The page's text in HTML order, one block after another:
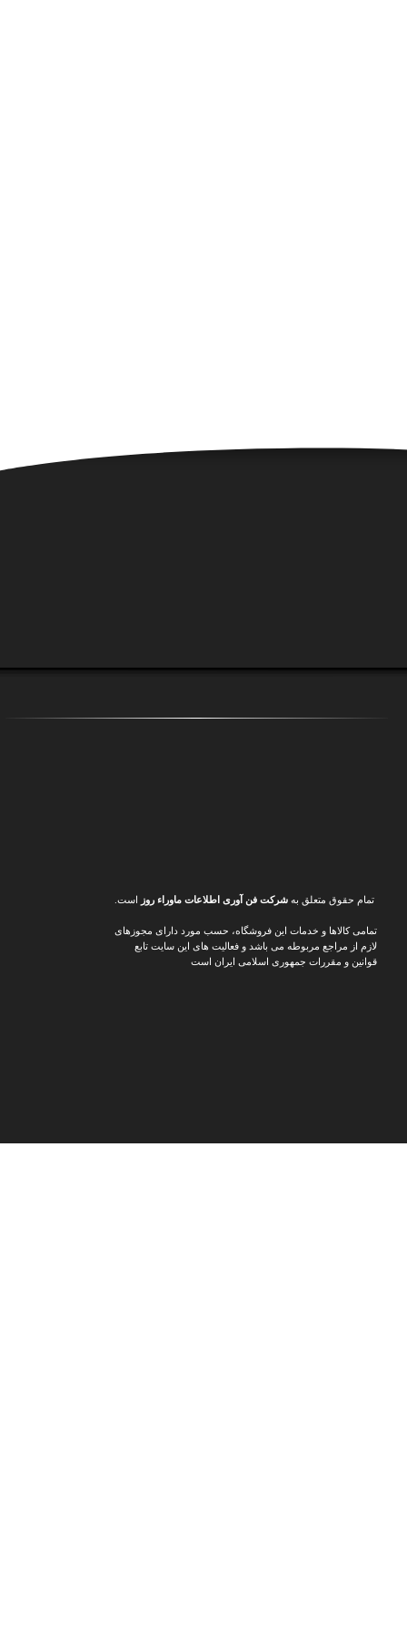
تمام حقوق متعلق بهشرکت فن آوری اطلاعات ماوراء روز است.
تمامی کالاها و خدمات این فروشگاه، حسب مورد دارای مجوزهای
لازم از مراجع مربوطه می باشد و فعالیت های این سایت تابع
قوانین و مقررات جمهوری اسلامی ایران است